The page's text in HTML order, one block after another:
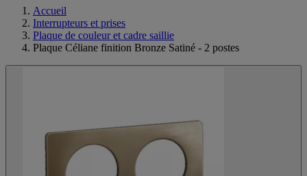
Accueil
Interrupteurs et prises
Plaque de couleur et cadre saillie
Plaque Céliane finition Bronze Satiné - 2 postes